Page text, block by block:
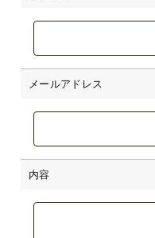
メールアドレス
内容